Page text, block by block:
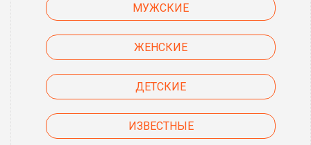
МУЖСКИЕ
ЖЕНСКИЕ
ДЕТСКИЕ
ИЗВЕСТНЫЕ